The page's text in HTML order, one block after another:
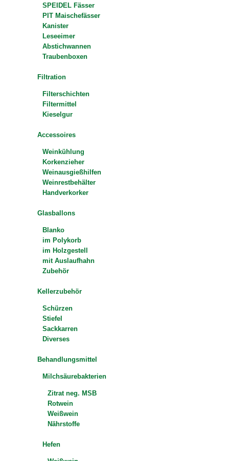
SPEIDEL Fässer
PIT Maischefässer
Kanister
Leseeimer
Abstichwannen
Traubenboxen
Filtration
Filterschichten
Filtermittel
Kieselgur
Accessoires
Weinkühlung
Korkenzieher
Weinausgießhilfen
Weinrestbehälter
Handverkorker
Glasballons
Blanko
im Polykorb
im Holzgestell
mit Auslaufhahn
Zubehör
Kellerzubehör
Schürzen
Stiefel
Sackkarren
Diverses
Behandlungsmittel
Milchsäurebakterien
Zitrat neg. MSB
Rotwein
Weißwein
Nährstoffe
Hefen